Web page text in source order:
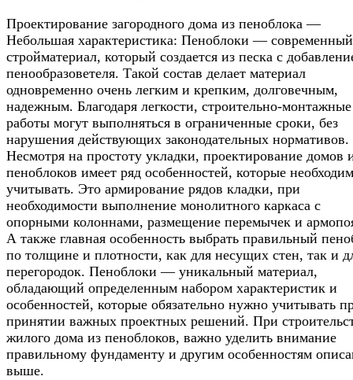
Проектирование загородного дома из пеноблока —
Небольшая характеристика: Пеноблоки — современный
стройматериал, который создается из песка с
пенообразоветеля. Такой состав делает материал
одновременно очень легким и крепким, долговечным,
надежным. Благодаря легкости, строительно-монтажные
работы могут выполняться в ограниченные сроки, без
нарушения действующих законодательных нормативов.
Несмотря на простоту укладки, проектирование домов
пеноблоков имеет ряд особенностей, которые
учитывать. Это армирование рядов кладки, при
необходимости выполнение монолитного каркаса с
опорными колоннами, размещение перемычек и
А также главная особенность выбрать правильный
по толщине и плотности, как для несущих стен, так и
перегородок. Пеноблоки — уникальный материал,
обладающий определенным набором характеристик и
особенностей, которые обязательно нужно учитывать
принятии важных проектных решений. При
жилого дома из пеноблоков, важно уделить внимание
правильному фундаменту и другим особенностям
выше.